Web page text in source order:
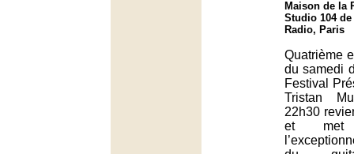
Maison de la
Studio 104
Radio, Paris
Quatrième
du samedi
Festival
Tristan
22h30
et met